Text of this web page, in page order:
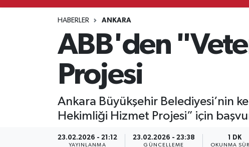
HABERLER ANKARA
ABB'den
Projesi
Ankara Büyükşehir Belediyesi’nin
Hekimliği Hizmet Projesi” için
23.02.2026 - 21:12
YAYINLANMA
23.02.2026 - 23:38
GÜNCELLEME
1 DK
OKUNMA
Haber Arşivi